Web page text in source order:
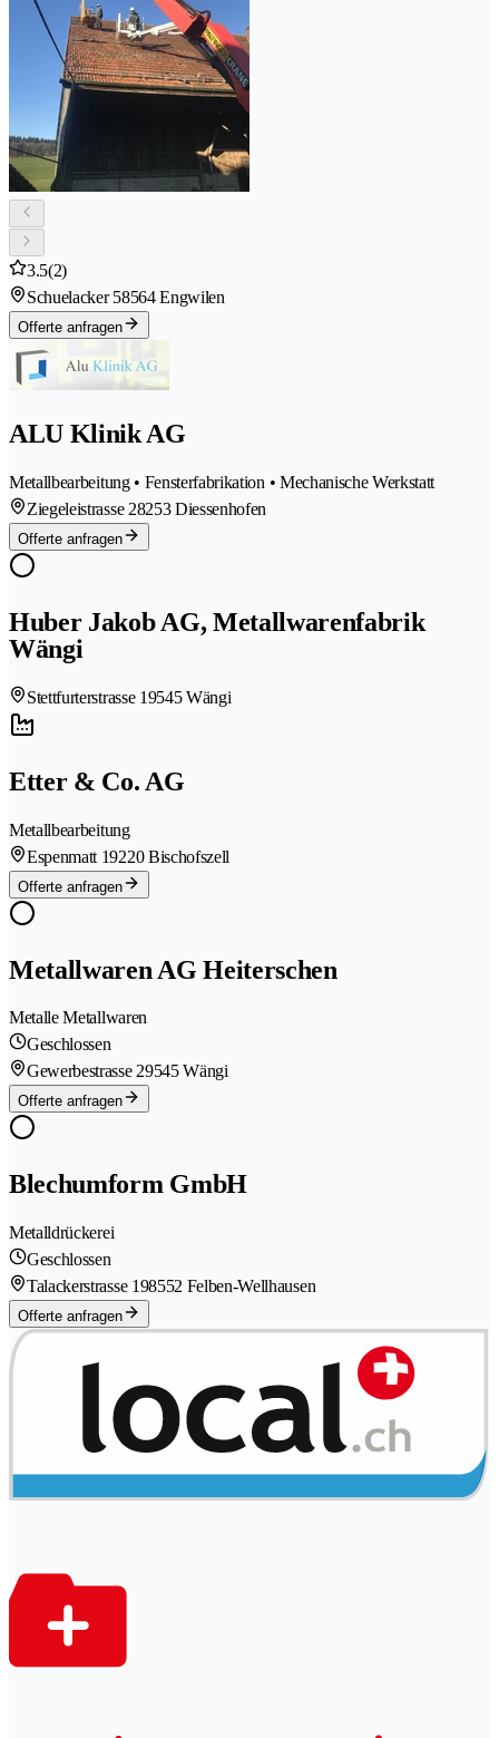
3.5(2)
Schuelacker 58564 Engwilen
Offerte anfragen
ALU Klinik AG
Metallbearbeitung • Fensterfabrikation • Mechanische Werkstatt
Ziegeleistrasse 28253 Diessenhofen
Offerte anfragen
Huber Jakob AG, Metallwarenfabrik
Wängi
Stettfurterstrasse 19545 Wängi
Etter & Co. AG
Metallbearbeitung
Espenmatt 19220 Bischofszell
Offerte anfragen
Metallwaren AG Heiterschen
Metalle Metallwaren
Geschlossen
Gewerbestrasse 29545 Wängi
Offerte anfragen
Blechumform GmbH
Metalldrückerei
Geschlossen
Talackerstrasse 198552 Felben-Wellhausen
Offerte anfragen